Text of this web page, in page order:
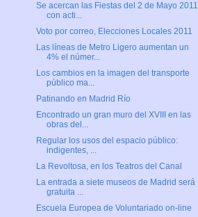
Se acercan las Fiestas del 2 de Mayo 2011
con acti...
Voto por correo, Elecciones Locales 2011
Las líneas de Metro Ligero aumentan un
4% el númer...
Los cambios en la imagen del transporte
público ma...
Patinando en Madrid Río
Encontrado un gran muro del XVIII en las
obras del...
Regular los usos del espacio público:
indigentes, ...
La Revoltosa, en los Teatros del Canal
La entrada a siete museos de Madrid será
gratuita ...
Escuela Europea de Voluntariado on-line